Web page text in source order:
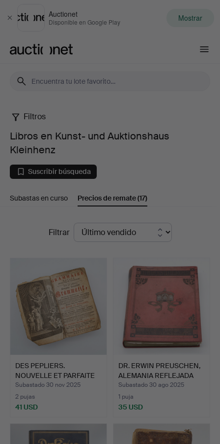
Cerrar
Auctionet
Disponible en Google Play Mostrar
Libros
en
Kunst-
und
Kleinhenz
Filtros
Libros en Kunst- und Auktionshaus
Kleinhenz
Suscribir búsqueda
Subastas en curso Precios de remate(17)
Filtrar
DES PEPLIERS.
NOUVELLE ET PARFAITE
GRAMMAI…
Subastado 30 nov 2025
2 pujas
41 USD
DR. ERWIN PREUSCHEN,
ALEMANIA REFLEJADA
EN…
Subastado 30 ago 2025
1 puja
35 USD